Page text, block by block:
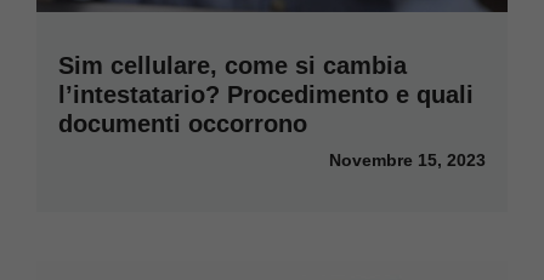
Sim cellulare, come si cambia
l’intestatario? Procedimento e quali
documenti occorrono
Novembre 15, 2023